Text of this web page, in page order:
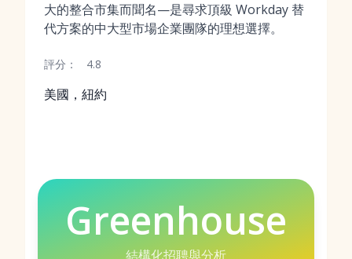
大的整合市集而聞名—是尋求頂級 Workday 替
代方案的中大型市場企業團隊的理想選擇。
評分： 4.8
美國，紐約
Greenhouse
結構化招聘與分析